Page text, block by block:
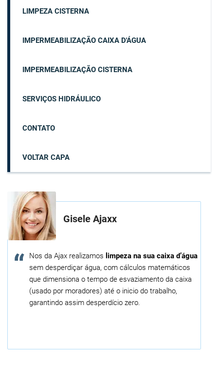
LIMPEZA CISTERNA
IMPERMEABILIZAÇÃO CAIXA D'ÁGUA
IMPERMEABILIZAÇÃO CISTERNA
SERVIÇOS HIDRÁULICO
CONTATO
VOLTAR CAPA
Gisele Ajaxx
Nos da Ajax realizamos limpeza na sua caixa d’água
sem desperdiçar água, com cálculos matemáticos
que dimensiona o tempo de esvaziamento da caixa
(usado por moradores) até o inicio do trabalho,
garantindo assim desperdício zero.